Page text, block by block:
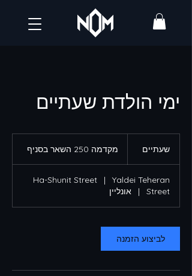
ימי הולדת שעתיים
שעתיים
י
ם
השארמקדמה 250 השאר בסניף
Ha-Shunit Street |
Yaldei Teheran
Street
| אונליין
לביצוע הזמנה